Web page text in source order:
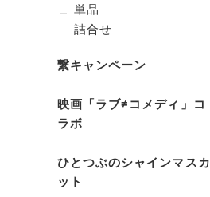
単品
詰合せ
繋キャンペーン
映画「ラブ≠コメディ」コ
ラボ
ひとつぶのシャインマスカ
ット